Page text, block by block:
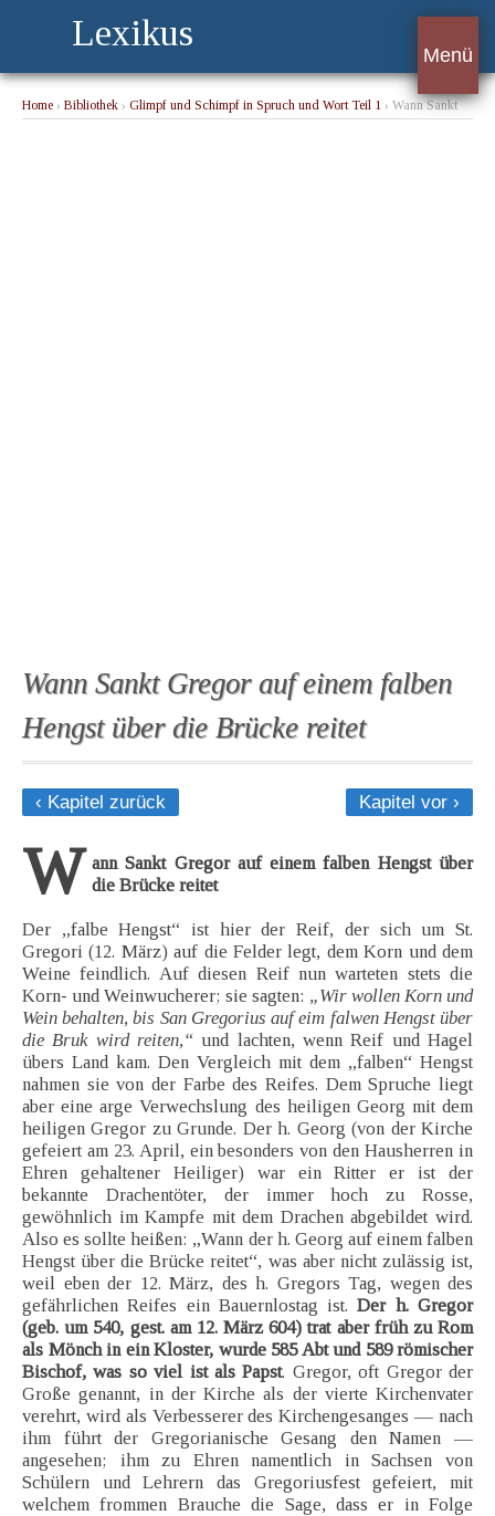
Lexikus
Menü
Home › Bibliothek › Glimpf und Schimpf in Spruch und Wort Teil 1 › Wann Sankt
Wann Sankt Gregor auf einem falben
Hengst über die Brücke reitet
‹ Kapitel zurück Kapitel vor ›
W ann Sankt Gregor auf einem falben Hengst über
die Brücke reitet
Der „falbe Hengst“ ist hier der Reif, der sich um St.
Gregori (12. März) auf die Felder legt, dem Korn und dem
Weine feindlich. Auf diesen Reif nun warteten stets die
Korn- und Weinwucherer; sie sagten: „Wir wollen Korn und
Wein behalten, bis San Gregorius auf eim falwen Hengst über
die Bruk wird reiten,“ und lachten, wenn Reif und Hagel
übers Land kam. Den Vergleich mit dem „falben“ Hengst
nahmen sie von der Farbe des Reifes. Dem Spruche liegt
aber eine arge Verwechslung des heiligen Georg mit dem
heiligen Gregor zu Grunde. Der h. Georg (von der Kirche
gefeiert am 23. April, ein besonders von den Hausherren in
Ehren gehaltener Heiliger) war ein Ritter er ist der
bekannte Drachentöter, der immer hoch zu Rosse,
gewöhnlich im Kampfe mit dem Drachen abgebildet wird.
Also es sollte heißen: „Wann der h. Georg auf einem falben
Hengst über die Brücke reitet“, was aber nicht zulässig ist,
weil eben der 12. März, des h. Gregors Tag, wegen des
gefährlichen Reifes ein Bauernlostag ist.Der h. Gregor
(geb. um 540, gest. am 12. März 604) trat aber früh zu Rom
als Mönch in ein Kloster, wurde 585 Abt und 589 römischer
Bischof, was so viel ist als Papst. Gregor, oft Gregor der
Große genannt, in der Kirche als der vierte Kirchenvater
verehrt, wird als Verbesserer des Kirchengesanges — nach
ihm führt der Gregorianische Gesang den Namen —
angesehen; ihm zu Ehren namentlich in Sachsen von
Schülern und Lehrern das Gregoriusfest gefeiert, mit
welchem frommen Brauche die Sage, dass er in Folge